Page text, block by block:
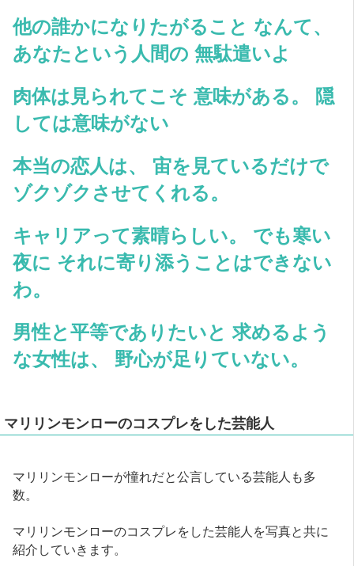
他の誰かになりたがること なんて、
あなたという人間の 無駄遣いよ
肉体は見られてこそ 意味がある。 隠
しては意味がない
本当の恋人は、 宙を見ているだけで
ゾクゾクさせてくれる。
キャリアって素晴らしい。 でも寒い
夜に それに寄り添うことはできない
わ。
男性と平等でありたいと 求めるよう
な女性は、 野心が足りていない。
マリリンモンローのコスプレをした芸能人
マリリンモンローが憧れだと公言している芸能人も多
数。
マリリンモンローのコスプレをした芸能人を写真と共に
紹介していきます。